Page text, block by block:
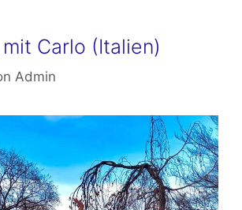
Carlo (Italien)
Admin